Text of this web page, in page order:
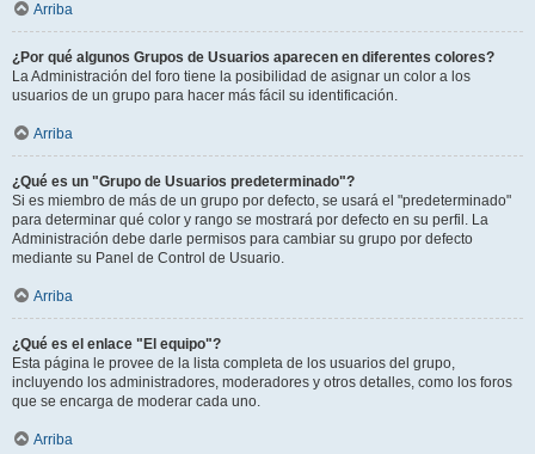
Arriba
¿Por qué algunos Grupos de Usuarios aparecen en diferentes colores?
La Administración del foro tiene la posibilidad de asignar un color a los
usuarios de un grupo para hacer más fácil su identificación.
Arriba
¿Qué es un "Grupo de Usuarios predeterminado"?
Si es miembro de más de un grupo por defecto, se usará el "predeterminado"
para determinar qué color y rango se mostrará por defecto en su perfil. La
Administración debe darle permisos para cambiar su grupo por defecto
mediante su Panel de Control de Usuario.
Arriba
¿Qué es el enlace "El equipo"?
Esta página le provee de la lista completa de los usuarios del grupo,
incluyendo los administradores, moderadores y otros detalles, como los foros
que se encarga de moderar cada uno.
Arriba